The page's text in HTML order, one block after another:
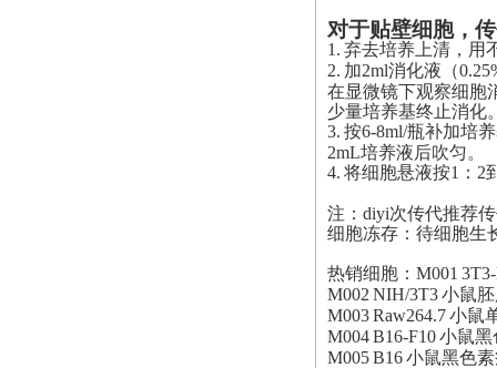
对于贴壁细胞，
1. 弃去培养上清，用
2. 加2ml消化液（
在显微镜下观察细胞
少量培养基终止消化
3. 按6-8ml/瓶补加培
2mL培养液后吹匀。
4. 将细胞悬液按1：2
注： diyi次传代推荐
细胞冻存：待细胞生
热销细胞：M001
M002 NIH/3T3小鼠
M003Raw264.7小鼠
M004B16-F10小鼠黑
M005B16小鼠黑色